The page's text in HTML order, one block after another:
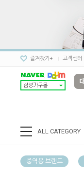
즐겨찾기+ 고객센터
ALL CATEGORY
중역용 브랜드